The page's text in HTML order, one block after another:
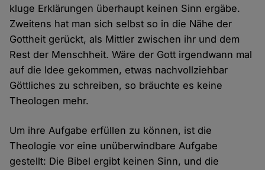
kluge Erklärungen überhaupt keinen Sinn ergäbe.
Zweitens hat man sich selbst so in die Nähe der
Gottheit gerückt, als Mittler zwischen ihr und dem
Rest der Menschheit. Wäre der Gott irgendwann mal
auf die Idee gekommen, etwas nachvollziehbar
Göttliches zu schreiben, so bräuchte es keine
Theologen mehr.
Um ihre Aufgabe erfüllen zu können, ist die
Theologie vor eine unüberwindbare Aufgabe
gestellt: Die Bibel ergibt keinen Sinn, und die